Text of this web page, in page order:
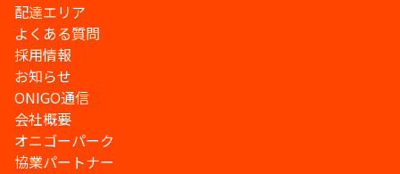
配達エリア
よくある質問
採用情報
お知らせ
ONIGO通信
会社概要
オニゴーパーク
協業パートナー